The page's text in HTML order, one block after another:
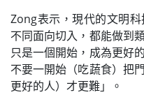
Zong表示，現代的文明
不同面向切入，都能做到
只是一個開始，成為更好
不要一開始（吃蔬食）把
更好的人）才更難」。